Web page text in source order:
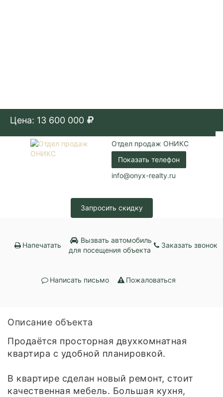
Цена: 13 600 000
Отдел продаж ОНИКС
Показать телефон
info@onyx-realty.ru
Запросить скидку
Напечатать
Вызвать автомобиль
для посещения объекта
Заказать звонок
Написать письмо Пожаловаться
Описание объекта
Продаётся просторная двухкомнатная
квартира с удобной планировкой.
В квартире сделан новый ремонт, стоит
качественная мебель. Большая кухня,